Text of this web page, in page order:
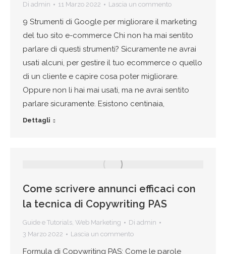
Di admin 11 Marzo 2022 Lascia un commento
9 Strumenti di Google per migliorare il marketing
del tuo sito e-commerce Chi non ha mai sentito
parlare di questi strumenti? Sicuramente ne avrai
usati alcuni, per gestire il tuo ecommerce o quello
di un cliente e capire cosa poter migliorare.
Oppure non li hai mai usati, ma ne avrai sentito
parlare sicuramente. Esistono centinaia,
Dettagli
Come scrivere annunci efficaci con
la tecnica di Copywriting PAS
Guide e Tutorials, Web Marketing Di admin
3 Marzo 2022
Lascia un commento
Formula di Copywriting PAS: Come le parole